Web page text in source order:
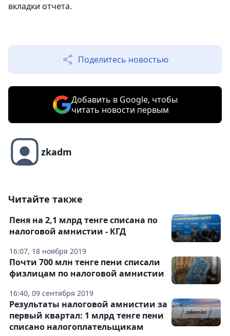
вкладки отчета.
Поделитесь новостью
Добавить в Google, чтобы
читать новости первым
zkadm
Читайте также
16:07, 18 ноября 2019
Пеня на 2,1 млрд тенге списана по
налоговой амнистии - КГД
16:40, 09 сентября 2019
Почти 700 млн тенге пени списали
физлицам по налоговой амнистии
Результаты налоговой амнистии за
первый квартал: 1 млрд тенге пени
списано налогоплательщикам